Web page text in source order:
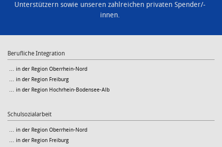
Unterstützern sowie unseren zahlreichen privaten Spender/-
innen.
Berufliche Integration
… in der Region Oberrhein-Nord
… in der Region Freiburg
… in der Region Hochrhein-Bodensee-Alb
Schulsozialarbeit
… in der Region Oberrhein-Nord
… in der Region Freiburg